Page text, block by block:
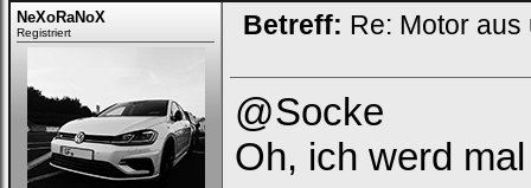
NeXoRaNoX
Registriert Betreff: Re: Motor
@Socke
Oh, ich werd